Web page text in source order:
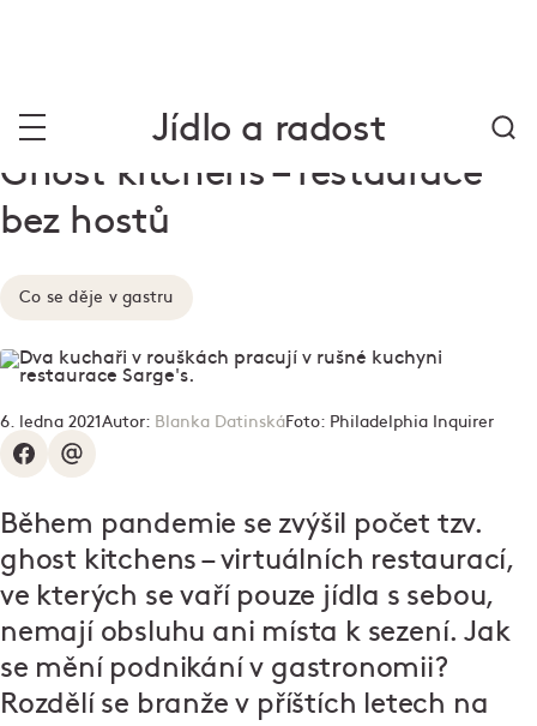
Jídlo a radost
Ghost kitchens – restaurace
bez hostů
Co se děje v gastru
6. ledna 2021 Autor: Blanka DatinskáFoto: Philadelphia Inquirer
Během pandemie se zvýšil počet tzv.
ghost kitchens – virtuálních restaurací,
ve kterých se vaří pouze jídla s sebou,
nemají obsluhu ani místa k sezení. Jak
se mění podnikání v gastronomii?
Rozdělí se branže v příštích letech na